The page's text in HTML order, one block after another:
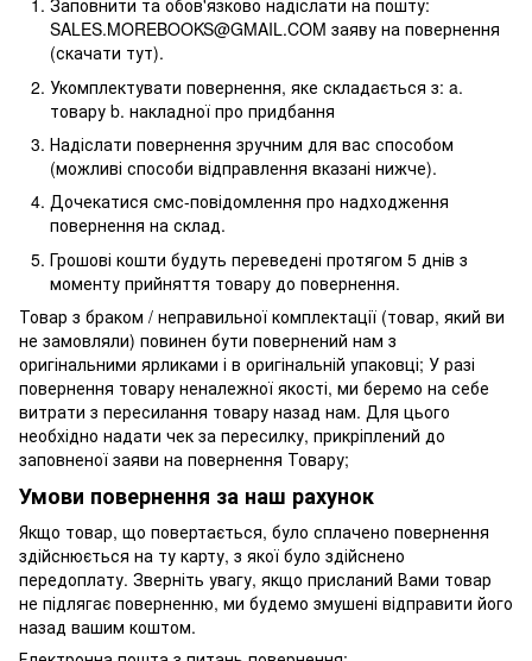
Заповнити та обов'язково надіслати на пошту:
SALES.MOREBOOKS@GMAIL.COM заяву на повернення
(скачати тут).
Укомплектувати повернення, яке складається з: a.
товару b. накладної про придбання
Надіслати повернення зручним для вас способом
(можливі способи відправлення вказані нижче).
Дочекатися смс-повідомлення про надходження
повернення на склад.
Грошові кошти будуть переведені протягом 5 днів з
моменту прийняття товару до повернення.
Товар з браком / неправильної комплектації (товар, який ви
не замовляли) повинен бути повернений нам з
оригінальними ярликами і в оригінальній упаковці; У разі
повернення товару неналежної якості, ми беремо на себе
витрати з пересилання товару назад нам. Для цього
необхідно надати чек за пересилку, прикріплений до
заповненої заяви на повернення Товару;
Умови повернення за наш рахунок
Якщо товар, що повертається, було сплачено повернення
здійснюється на ту карту, з якої було здійснено
передоплату. Зверніть увагу, якщо присланий Вами товар
не підлягає поверненню, ми будемо змушені відправити його
назад вашим коштом.